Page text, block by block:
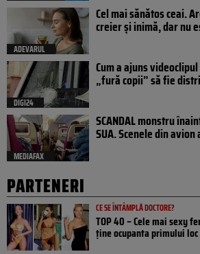
ADEVARUL
Cel mai sănătos ceai.
creier și inimă, dar nu
DIGI24
Cum a ajuns
„fură copii” să fie
MEDIAFAX
SCANDAL monstru
SUA. Scenele din
PARTENERI
CE SE ÎNTÂMPLĂ DOCTORE?
TOP 40 – Cele mai sexy
ține ocupanta primului loc